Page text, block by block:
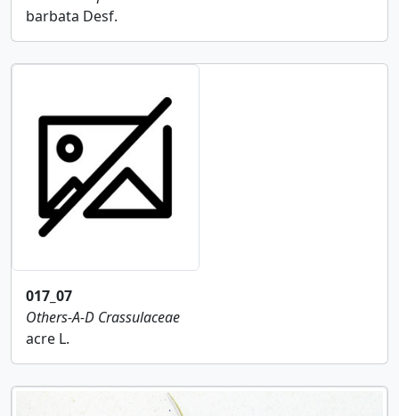
barbata Desf.
017_07
Others-A-D Crassulaceae
acre L.